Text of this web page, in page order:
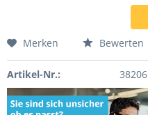
Merken Bewerten
Artikel-Nr.: 38206